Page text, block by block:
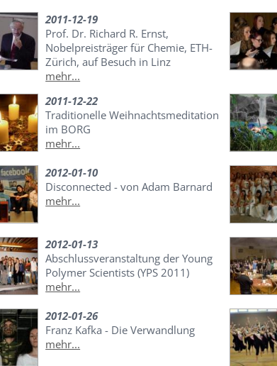
2011-12-19
Prof. Dr. Richard R. Ernst,
Nobelpreisträger für Chemie, ETH-
Zürich, auf Besuch in Linz
mehr...
2011-12-22
Traditionelle Weihnachtsmeditation
im BORG
mehr...
2012-01-10
Disconnected - von Adam Barnard
mehr...
2012-01-13
Abschlussveranstaltung der Young
Polymer Scientists (YPS 2011)
mehr...
2012-01-26
Franz Kafka - Die Verwandlung
mehr...